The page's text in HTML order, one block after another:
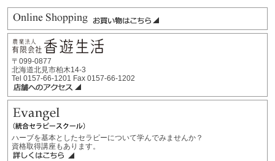
〒099-0877
北海道北見市柏木14-3
Tel 0157-66-1201 Fax 0157-66-1202
ハーブを基本としたセラピーについて学んでみませんか？
資格取得講座もあります。